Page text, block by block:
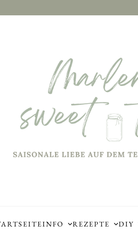
INFO REZEPTE DIY